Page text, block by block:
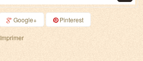
Google+ Pinterest
Imprimer